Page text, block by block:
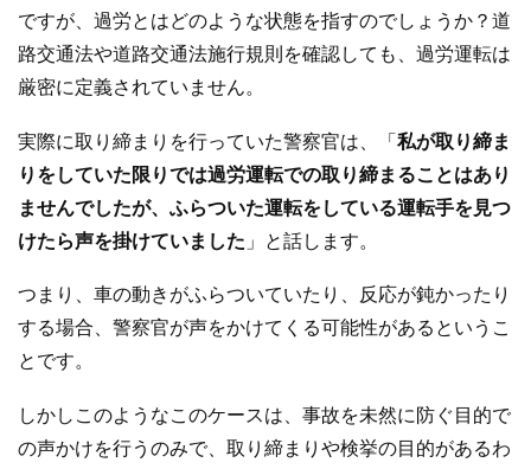
ですが、過労とはどのような状態を指すのでしょうか？道
路交通法や道路交通法施行規則を確認しても、過労運転は
厳密に定義されていません。
実際に取り締まりを行っていた警察官は、「 私が取り締ま
りをしていた限りでは過労運転での取り締まることはあり
ませんでしたが、ふらついた運転をしている運転手を見つ
けたら声を掛けていました 」と話します。
つまり、車の動きがふらついていたり、反応が鈍かったり
する場合、警察官が声をかけてくる可能性があるというこ
とです。
しかしこのようなこのケースは、事故を未然に防ぐ目的で
の声かけを行うのみで、取り締まりや検挙の目的があるわ